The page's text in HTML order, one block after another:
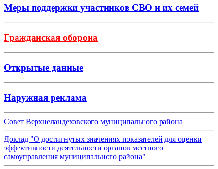
Меры поддержки участников СВО и их семей
Гражданская оборона
Открытые данные
Наружная реклама
Совет Верхнеландеховского муниципального района
Доклад "О достигнутых значениях показателей для оценки
эффективности деятельности органов местного
самоуправления муниципального района"